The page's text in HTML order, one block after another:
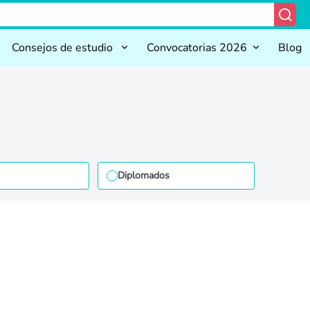
Consejos de estudio Convocatorias 2026 Blog
Diplomados